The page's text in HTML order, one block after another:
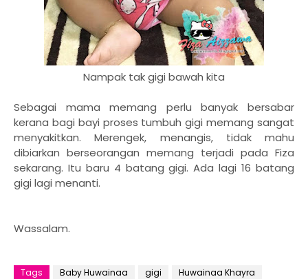
Nampak tak gigi bawah kita
Sebagai mama memang perlu banyak bersabar
kerana bagi bayi proses tumbuh gigi memang sangat
menyakitkan. Merengek, menangis, tidak mahu
dibiarkan berseorangan memang terjadi pada Fiza
sekarang. Itu baru 4 batang gigi. Ada lagi 16 batang
gigi lagi menanti.
Wassalam.
Tags Baby Huwainaa gigi
Huwainaa Khayra